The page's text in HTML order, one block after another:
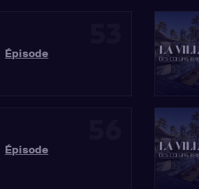
Épisode
Épisode